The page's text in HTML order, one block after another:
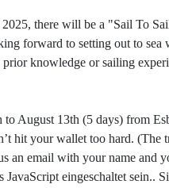
there will be a "Sail To
forward to setting out to
knowledge or sailing
August 13th (5 days) from
hit your wallet too hard.
an email with your name and
eingeschaltet sein..